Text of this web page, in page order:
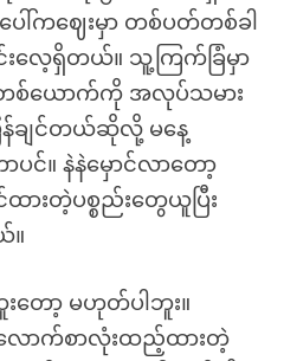
ါ်ကဈေးမှာ တစ်ပတ်တစ်ခါ
လေ့ရှိတယ်။ သူ့ကြက်ခြံမှာ
စ်ယောက်ကို အလုပ်သမား
န်ချင်တယ်ဆိုလို့ မနေ့
။ နဲနဲမှောင်လာတော့
ားတဲ့ပစ္စည်းတွေယူပြီး
။
တော့ မဟုတ်ပါဘူး။
ောက်စာလုံးထည့်ထားတဲ့